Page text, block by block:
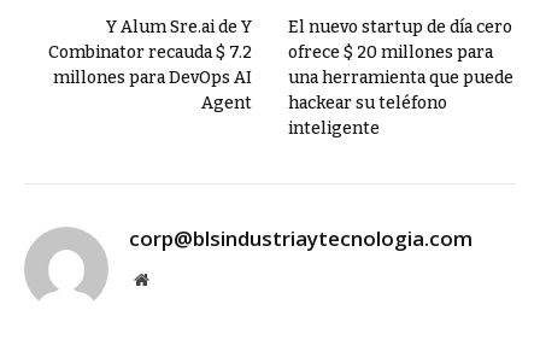
Y Alum Sre.ai de Y
Combinator recauda $ 7.2
millones para DevOps AI
Agent
El nuevo startup de día cero
ofrece $ 20 millones para
una herramienta que puede
hackear su teléfono
inteligente
corp@blsindustriaytecnologia.com
Website